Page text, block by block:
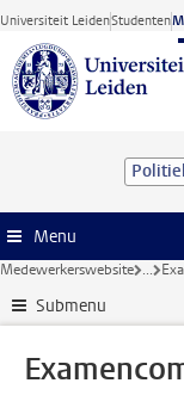
Ga direct naar de
Universiteit LeidenStudenten
Menu
Medewerkerswebsite ...
Submenu